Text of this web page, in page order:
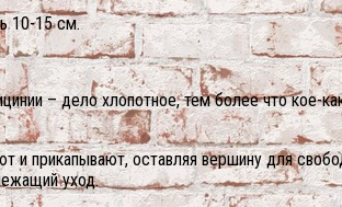
10-15 см.
– дело хлопотное, тем более что кое-
и прикапывают, оставляя вершину для
уход.